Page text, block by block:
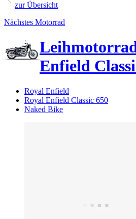
zur Übersicht
Nächstes Motorrad
Enfield
Royal Enfield
Royal Enfield Classic 650
Naked Bike